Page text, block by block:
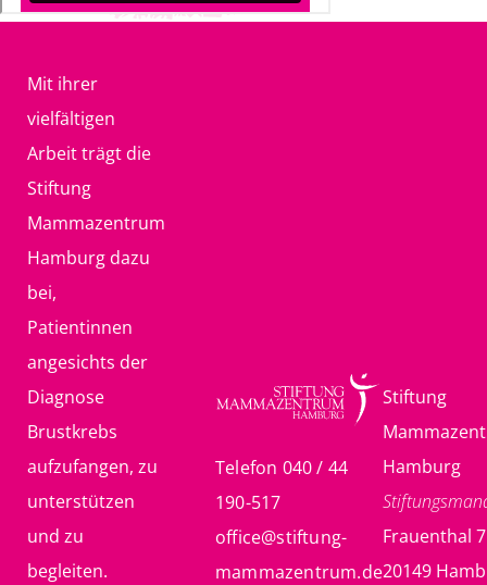
Mit ihrer
vielfältigen
Arbeit trägt die
Stiftung
Mammazentrum
Hamburg dazu
bei,
Patientinnen
angesichts der
Diagnose
Brustkrebs
aufzufangen, zu
unterstützen
und zu
begleiten.
Telefon 040 / 44
190-517
office@stiftung-
mammazentrum.de
Stiftung
Hamburg
Frauenthal 7
20149